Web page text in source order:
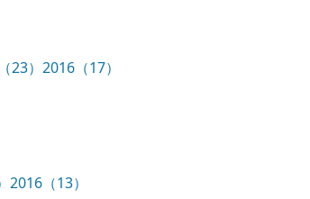
23） 2016（17）
2016（13）